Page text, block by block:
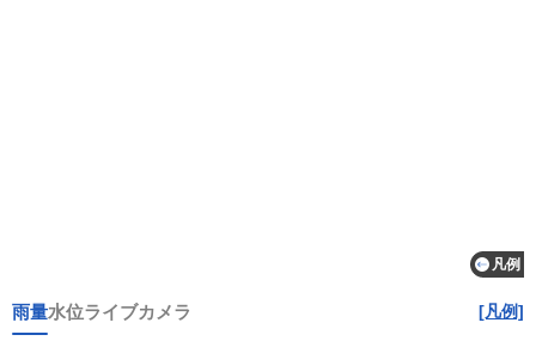
凡例
雨量水位ライブカメラ [凡例]